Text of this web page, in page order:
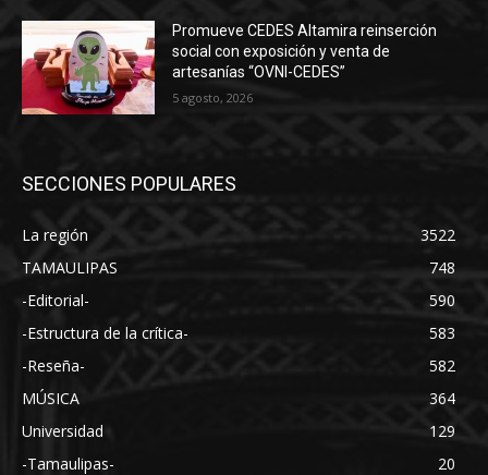
Promueve CEDES Altamira reinserción
social con exposición y venta de
artesanías “OVNI-CEDES”
5 agosto, 2026
SECCIONES POPULARES
La región
3522
TAMAULIPAS
748
-Editorial-
590
-Estructura de la crítica-
583
-Reseña-
582
MÚSICA
364
Universidad
129
-Tamaulipas-
20